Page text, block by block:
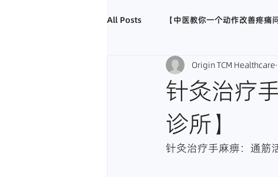
All Posts 【中医教你一个动作改善疼痛
这个病中医怎样治？ 中医调理治疗
真实好评分享 招聘马六甲中医师
针灸治疗
诊所】
Origin TCM Healthcare
针灸治疗手麻痹：通筋